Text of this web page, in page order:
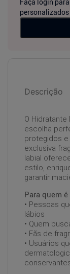
Faça login
personalizados
Descrição
O Hidratante
escolha
protegidos e
exclusiva
labial
estilo,
garantir
Para quem
• Pessoas
lábios
• Quem
• Fãs de
• Usuários